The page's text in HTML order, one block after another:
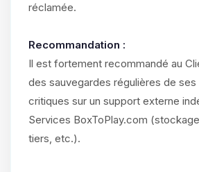
réclamée.
Recommandation :
Il est fortement recommandé au
des sauvegardes régulières de ses
critiques sur un support externe
Services BoxToPlay.com
tiers, etc.).